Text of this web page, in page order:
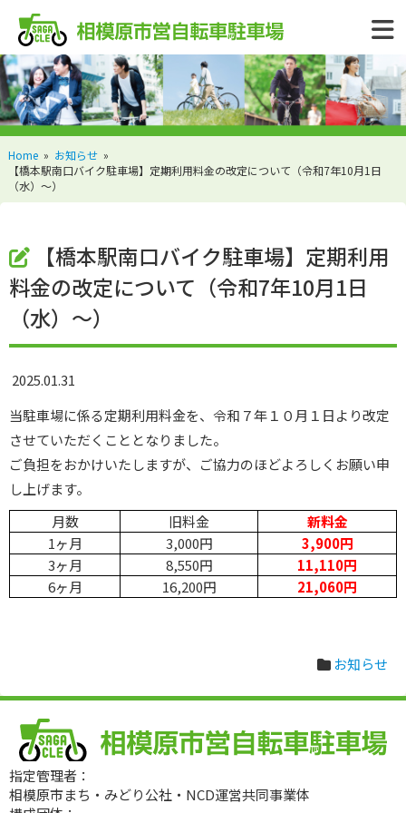
Home» お知らせ»
【橋本駅南口バイク駐車場】定期利用料金の改定について（令和7年10月1日
（水）～）
【橋本駅南口バイク駐車場】定期利用
料金の改定について（令和7年10月1日
（水）～）
2025.01.31
当駐車場に係る定期利用料金を、令和７年１０月１日より改定
させていただくこととなりました。
ご負担をおかけいたしますが、ご協力のほどよろしくお願い申
し上げます。
月数
旧料金
新料金
1ヶ月
3,000円
3,900円
3ヶ月
8,550円
11,110円
6ヶ月
16,200円 21,060円
お知らせ
指定管理者：
相模原市まち・みどり公社・NCD運営共同事業体